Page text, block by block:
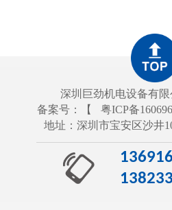
深圳巨劲机电设备有限
备案号：【
粤ICP备
地址：深圳市宝安区沙井